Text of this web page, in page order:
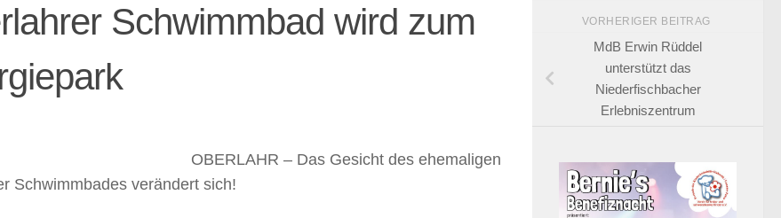
Schwimmbad wird zum
OBERLAHR – Das Gesicht des ehemaligen
Schwimmbades verändert sich!
VORHERIGER BEITRAG
MdB Erwin Rüddel
unterstützt das
Niederfischbacher
Erlebniszentrum